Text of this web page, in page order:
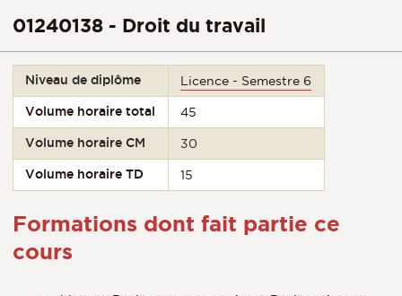
01240138 - Droit du travail
Niveau de diplôme Licence - Semestre 6
Volume horaire total 45
Volume horaire CM 30
Volume horaire TD 15
Formations dont fait partie ce
cours